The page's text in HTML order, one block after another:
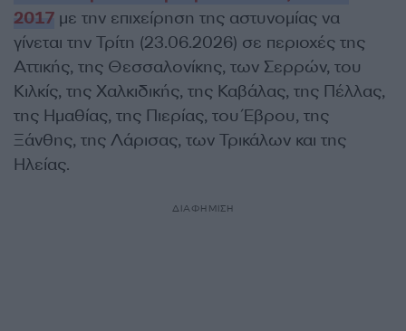
2017 με την επιχείρηση της αστυνομίας να
γίνεται την Τρίτη (23.06.2026) σε περιοχές της
Αττικής, της Θεσσαλονίκης, των Σερρών, του
Κιλκίς, της Χαλκιδικής, της Καβάλας, της Πέλλας,
της Ημαθίας, της Πιερίας, του Έβρου, της
Ξάνθης, της Λάρισας, των Τρικάλων και της
Ηλείας.
ΔΙΑΦΗΜΙΣΗ